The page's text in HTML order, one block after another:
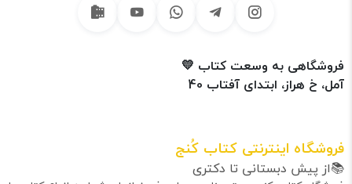
فروشگاهی به وسعت کتاب 💛
آمل، خ هراز، ابتدای آفتاب 40
فروشگاه اینترنتی کتاب کُنج
📚از پیش دبستانی تا دکتری